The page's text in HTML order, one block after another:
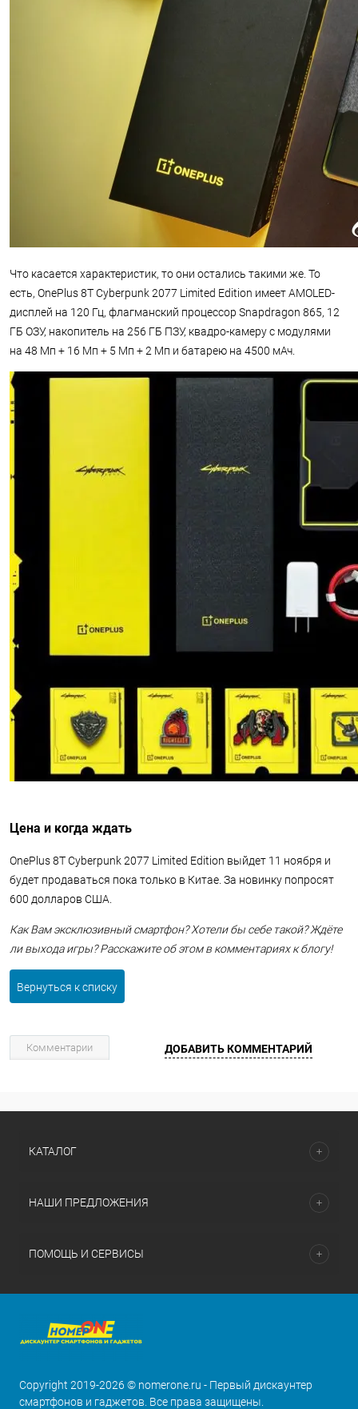
Что касается характеристик, то они остались такими же. То
есть, OnePlus 8T Cyberpunk 2077 Limited Edition имеет AMOLED-
дисплей на 120 Гц, флагманский процессор Snapdragon 865, 12
ГБ ОЗУ, накопитель на 256 ГБ ПЗУ, квадро-камеру с модулями
на 48 Мп + 16 Мп + 5 Мп + 2 Мп и батарею на 4500 мАч.
Цена и когда ждать
OnePlus 8T Cyberpunk 2077 Limited Edition выйдет 11 ноября и
будет продаваться пока только в Китае. За новинку попросят
600 долларов США.
Как Вам эксклюзивный смартфон? Хотели бы себе такой? Ждёте
ли выхода игры? Расскажите об этом в комментариях к блогу!
Вернуться к списку
Комментарии ДОБАВИТЬ КОММЕНТАРИЙ
КАТАЛОГ
НАШИ ПРЕДЛОЖЕНИЯ
ПОМОЩЬ И СЕРВИСЫ
Copyright 2019-2026 © nomerone.ru - Первый дискаунтер
смартфонов и гаджетов. Все права защищены.